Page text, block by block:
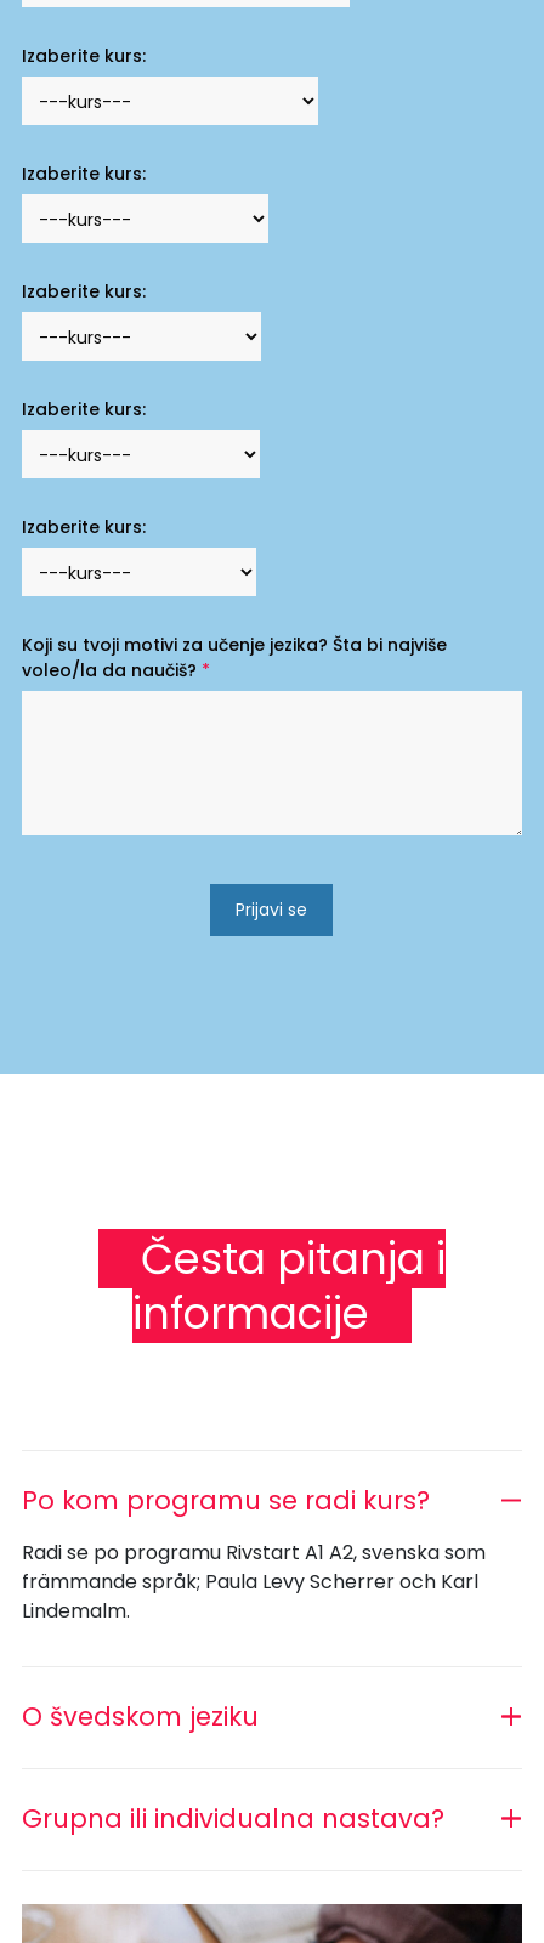
Izaberite kurs:
Izaberite kurs:
Izaberite kurs:
Izaberite kurs:
Izaberite kurs:
Koji su tvoji motivi za učenje jezika? Šta bi najviše
voleo/la da naučiš? *
Prijavi se
Česta pitanja i
informacije
Po kom programu se radi kurs?
Radi se po programu Rivstart A1 A2, svenska som
främmande språk; Paula Levy Scherrer och Karl
Lindemalm.
O švedskom jeziku
Grupna ili individualna nastava?